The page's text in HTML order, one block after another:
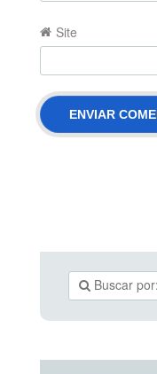
Site